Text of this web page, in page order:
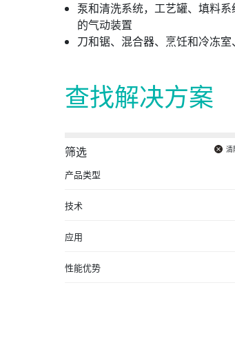
泵和清洗系统，工艺罐、填料
的气动装置
刀和锯、混合器、烹饪和冷冻
查找解决方案
筛选 清
产品类型
技术
应用
性能优势